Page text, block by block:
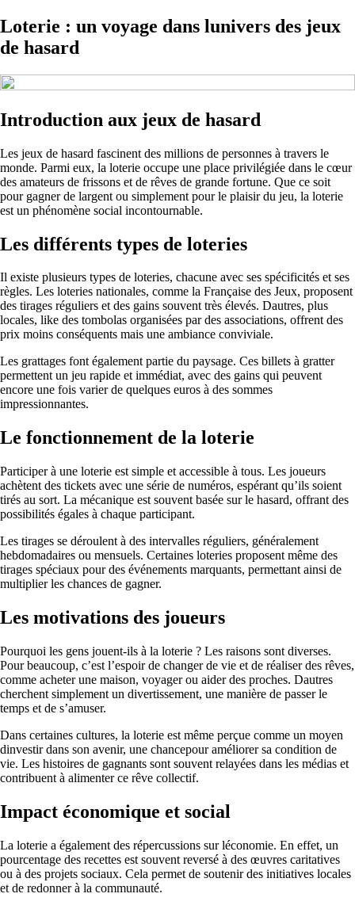
Loterie : un voyage dans lunivers des jeux
de hasard
Introduction aux jeux de hasard
Les jeux de hasard fascinent des millions de personnes à travers le
monde. Parmi eux, la loterie occupe une place privilégiée dans le cœur
des amateurs de frissons et de rêves de grande fortune. Que ce soit
pour gagner de largent ou simplement pour le plaisir du jeu, la loterie
est un phénomène social incontournable.
Les différents types de loteries
Il existe plusieurs types de loteries, chacune avec ses spécificités et ses
règles. Les loteries nationales, comme la Française des Jeux, proposent
des tirages réguliers et des gains souvent très élevés. Dautres, plus
locales, like des tombolas organisées par des associations, offrent des
prix moins conséquents mais une ambiance conviviale.
Les grattages font également partie du paysage. Ces billets à gratter
permettent un jeu rapide et immédiat, avec des gains qui peuvent
encore une fois varier de quelques euros à des sommes
impressionnantes.
Le fonctionnement de la loterie
Participer à une loterie est simple et accessible à tous. Les joueurs
achètent des tickets avec une série de numéros, espérant qu’ils soient
tirés au sort. La mécanique est souvent basée sur le hasard, offrant des
possibilités égales à chaque participant.
Les tirages se déroulent à des intervalles réguliers, généralement
hebdomadaires ou mensuels. Certaines loteries proposent même des
tirages spéciaux pour des événements marquants, permettant ainsi de
multiplier les chances de gagner.
Les motivations des joueurs
Pourquoi les gens jouent-ils à la loterie ? Les raisons sont diverses.
Pour beaucoup, c’est l’espoir de changer de vie et de réaliser des rêves,
comme acheter une maison, voyager ou aider des proches. Dautres
cherchent simplement un divertissement, une manière de passer le
temps et de s’amuser.
Dans certaines cultures, la loterie est même perçue comme un moyen
dinvestir dans son avenir, une chancepour améliorer sa condition de
vie. Les histoires de gagnants sont souvent relayées dans les médias et
contribuent à alimenter ce rêve collectif.
Impact économique et social
La loterie a également des répercussions sur léconomie. En effet, un
pourcentage des recettes est souvent reversé à des œuvres caritatives
ou à des projets sociaux. Cela permet de soutenir des initiatives locales
et de redonner à la communauté.